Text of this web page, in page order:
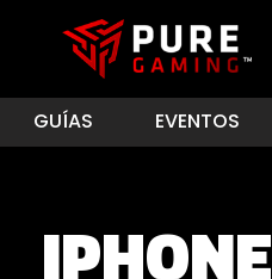
GUÍAS EVENTOS
IPHONE